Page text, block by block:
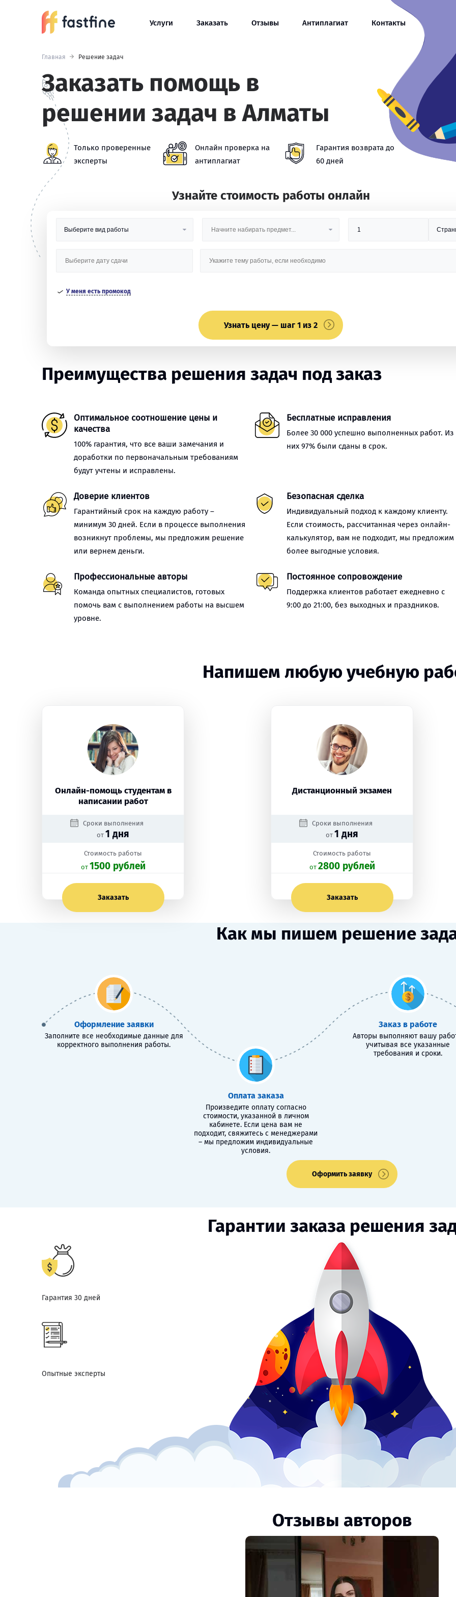
Услуги Заказать Отзывы Антиплагиат Контакты
Главная Решение задач
Заказать помощь в
решении задач в Алматы
Только проверенные
эксперты
Онлайн проверка на
антиплагиат
Гарантия возврата до
60 дней
Узнайте стоимость работы онлайн
У меня есть промокод
Узнать цену — шаг 1 из 2
Преимущества решения задач под заказ
Оптимальное соотношение цены и
качества
100% гарантия, что все ваши замечания и
доработки по первоначальным требованиям
будут учтены и исправлены.
Бесплатные исправления
Более 30 000 успешно выполненных работ. Из
них 97% были сданы в срок.
Доверие клиентов
Гарантийный срок на каждую работу –
минимум 30 дней. Если в процессе выполнения
возникнут проблемы, мы предложим решение
или вернем деньги.
Безопасная сделка
Индивидуальный подход к каждому клиенту.
Если стоимость, рассчитанная через онлайн-
калькулятор, вам не подходит, мы предложим
более выгодные условия.
Профессиональные авторы
Команда опытных специалистов, готовых
помочь вам с выполнением работы на высшем
уровне.
Постоянное сопровождение
Поддержка клиентов работает ежедневно с
9:00 до 21:00, без выходных и праздников.
Напишем любую учебную
Онлайн-помощь студентам в
написании работ
Сроки выполнения
от 1 дня
Стоимость работы
oт 1500 рублей
Заказать
Дистанционный экзамен
Сроки выполнения
от 1 дня
Стоимость работы
oт 2800 рублей
Заказать
Как мы пишем решение
Оформление заявки
Заполните все необходимые данные для
корректного выполнения работы.
Оплата заказа
Произведите оплату согласно
стоимости, указанной в личном
кабинете. Если цена вам не
подходит, свяжитесь с менеджерами
– мы предложим индивидуальные
условия.
Заказ в работе
Авторы выполняют вашу
учитывая все указанные
требования и сроки.
Оформить заявку
Гарантии заказа решения
Гарантия 30 дней
Опытные эксперты
Отзывы авторов